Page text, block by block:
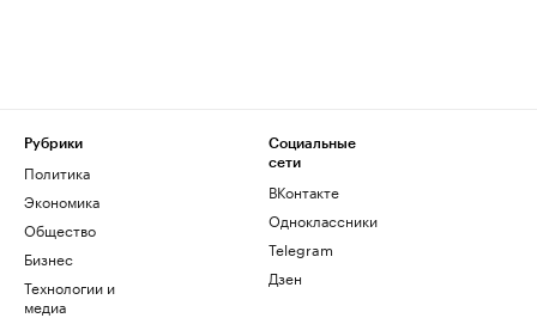
Рубрики
Политика
Экономика
Общество
Бизнес
Технологии и
медиа
Социальные
сети
ВКонтакте
Одноклассники
Telegram
Дзен